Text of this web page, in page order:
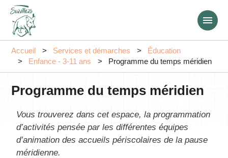
Accueil Services et démarches
Éducation
Enfance - 3-11 ans
Programme du temps méridien
Programme du temps méridien
Vous trouverez dans cet espace, la programmation
d’activités pensée par les différentes équipes
d’animation des accueils périscolaires de la pause
méridienne.